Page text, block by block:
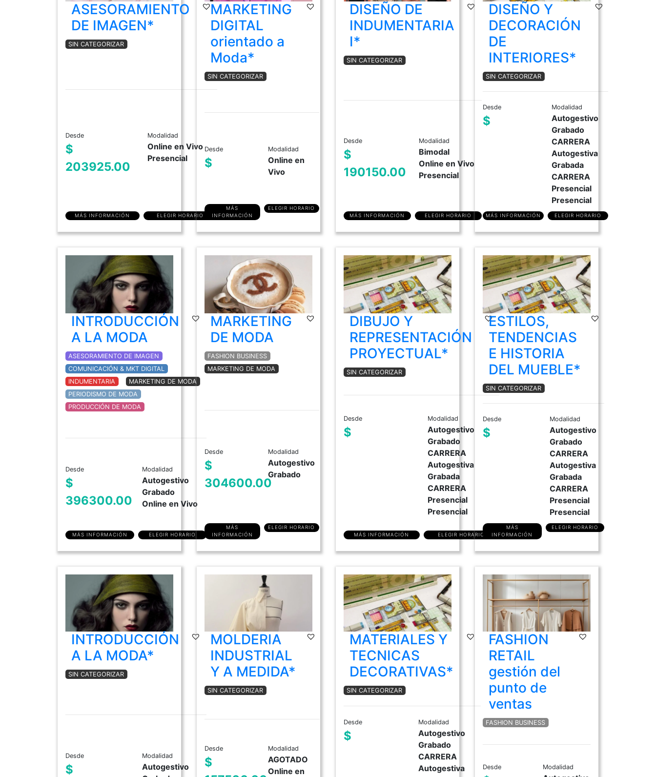
ASESORAMIENTO
DE IMAGEN*
SIN CATEGORIZAR
Desde
$
203925.00
Modalidad
Online en Vivo
Presencial
MÁS INFORMACIÓN ELEGIR HORARIO
MARKETING
DIGITAL
orientado a
Moda*
SIN CATEGORIZAR
Desde
$
Modalidad
Online en
Vivo
MÁS
INFORMACIÓN
ELEGIR HORARIO
DISEÑO DE
INDUMENTARIA
I*
SIN CATEGORIZAR
Desde
$
190150.00
Modalidad
Bimodal
Online en Vivo
Presencial
MÁS INFORMACIÓN ELEGIR HORARIO
DISEÑO Y
DECORACIÓN
DE
INTERIORES*
SIN CATEGORIZAR
Desde
$
Modalidad
Autogestivo
Grabado
CARRERA
Autogestiva
Grabada
CARRERA
Presencial
Presencial
MÁS INFORMACIÓN ELEGIR HORARIO
INTRODUCCIÓN
A LA MODA
ASESORAMIENTO DE IMAGEN
COMUNICACIÓN & MKT DIGITAL
INDUMENTARIA
MARKETING DE MODA
PERIODISMO DE MODA
PRODUCCIÓN DE MODA
Desde
$
396300.00
Modalidad
Autogestivo
Grabado
Online en Vivo
MÁS INFORMACIÓN ELEGIR HORARIO
MARKETING
DE MODA
FASHION BUSINESS
MARKETING DE MODA
Desde
$
304600.00
Modalidad
Autogestivo
Grabado
MÁS
INFORMACIÓN
ELEGIR HORARIO
DIBUJO Y
REPRESENTACIÓN
PROYECTUAL*
SIN CATEGORIZAR
Desde
$
Modalidad
Autogestivo
Grabado
CARRERA
Autogestiva
Grabada
CARRERA
Presencial
Presencial
MÁS INFORMACIÓN ELEGIR HORARIO
ESTILOS,
TENDENCIAS
E HISTORIA
DEL MUEBLE*
SIN CATEGORIZAR
Desde
$
Modalidad
Autogestivo
Grabado
CARRERA
Autogestiva
Grabada
CARRERA
Presencial
Presencial
MÁS
INFORMACIÓN
ELEGIR HORARIO
INTRODUCCIÓN
A LA MODA*
SIN CATEGORIZAR
Desde
$
Modalidad
Autogestivo
MOLDERIA
INDUSTRIAL
Y A MEDIDA*
SIN CATEGORIZAR
Desde
$
Modalidad
AGOTADO
Online en
MATERIALES Y
TECNICAS
DECORATIVAS*
SIN CATEGORIZAR
Desde
$
Modalidad
Autogestivo
Grabado
CARRERA
Autogestiva
FASHION
RETAIL
gestión del
punto de
ventas
FASHION BUSINESS
Desde Modalidad